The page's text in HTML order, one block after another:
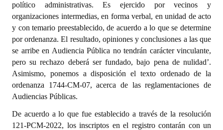
político administrativas. Es ejercido por vecinos y
organizaciones intermedias, en forma verbal, en unidad de acto
y con temario preestablecido, de acuerdo a lo que se determine
por ordenanza. El resultado, opiniones y conclusiones a las que
se arribe en Audiencia Pública no tendrán carácter vinculante,
pero su rechazo deberá ser fundado, bajo pena de nulidad’.
Asimismo, ponemos a disposición el texto ordenado de la
ordenanza 1744-CM-07, acerca de las reglamentaciones de
Audiencias Públicas.
De acuerdo a lo que fue establecido a través de la resolución
121-PCM-2022, los inscriptos en el registro contarán con un